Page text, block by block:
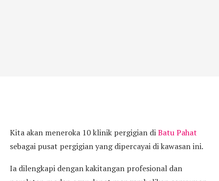
Kita akan meneroka 10 klinik pergigian diBatu Pahat
sebagai pusat pergigian yang dipercayai di kawasan ini.
Ia dilengkapi dengan kakitangan profesional dan